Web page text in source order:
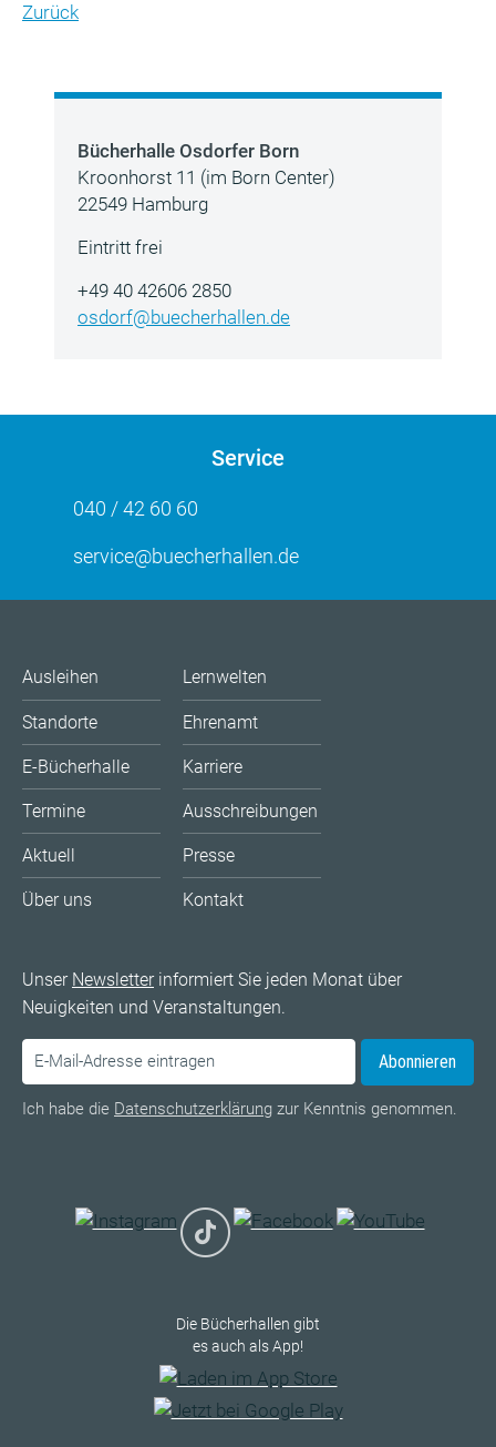
Zurück
Bücherhalle Osdorfer Born
Kroonhorst 11 (im Born Center)
22549 Hamburg
Eintritt frei
+49 40 42606 2850
osdorf@buecherhallen.de
Service
040 / 42 60 60
service@buecherhallen.de
Ausleihen
Standorte
E-Bücherhalle
Termine
Aktuell
Über uns
Lernwelten
Ehrenamt
Karriere
Ausschreibungen
Presse
Kontakt
Unser Newsletterinformiert Sie jeden Monat über
Neuigkeiten und Veranstaltungen.
Abonnieren
Ich habe die Datenschutzerklärung zur Kenntnis genommen.
Die Bücherhallen gibt
es auch als App!